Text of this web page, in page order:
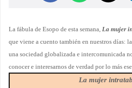
La fábula de Esopo de esta semana, La mujer
que viene a cuento también en nuestros días:
una sociedad globalizada e intercomunicada
conocer e interesarnos de verdad por lo más
La mujer